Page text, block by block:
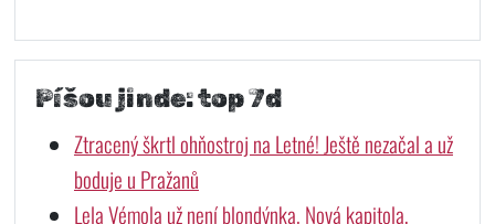
Píšou jinde: top 7d
Ztracený škrtl ohňostroj na Letné! Ještě nezačal a už
boduje u Pražanů
Lela Vémola už není blondýnka. Nová kapitola,